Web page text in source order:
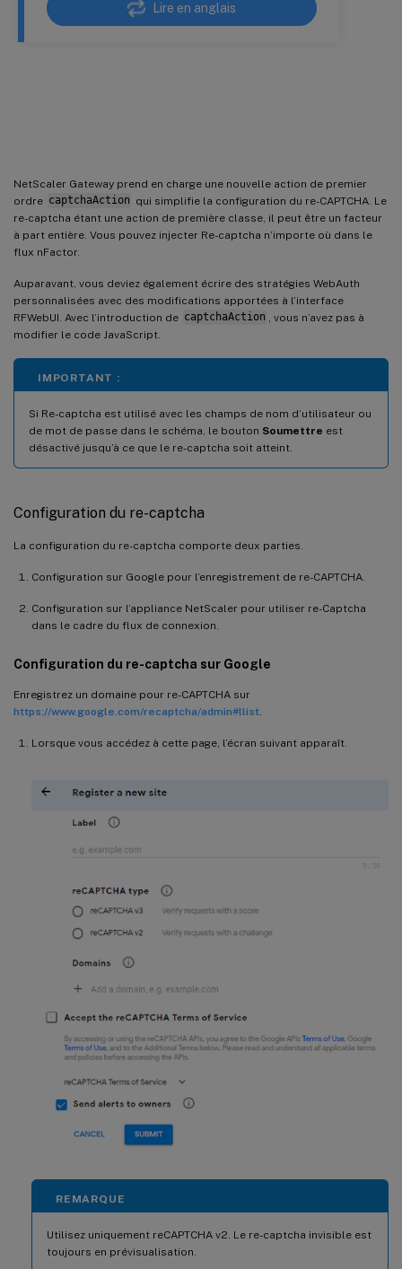
Lire en anglais
NetScaler Gateway prend en charge une nouvelle action de premier
ordre captchaAction qui simplifie la configuration du re-CAPTCHA. Le
re-captcha étant une action de première classe, il peut être un facteur
à part entière. Vous pouvez injecter Re-captcha n’importe où dans le
flux nFactor.
Auparavant, vous deviez également écrire des stratégies WebAuth
personnalisées avec des modifications apportées à l’interface
RFWebUI. Avec l’introduction de captchaAction
, vous n’avez pas à
modifier le code JavaScript.
IMPORTANT :
Si Re-captcha est utilisé avec les champs de nom d’utilisateur ou
de mot de passe dans le schéma, le bouton Soumettre est
désactivé jusqu’à ce que le re-captcha soit atteint.
Configuration du re-captcha
La configuration du re-captcha comporte deux parties.
Configuration sur Google pour l’enregistrement de re-CAPTCHA.
Configuration sur l’appliance NetScaler pour utiliser re-Captcha
dans le cadre du flux de connexion.
Configuration du re-captcha sur Google
Enregistrez un domaine pour re-CAPTCHA sur
https://www.google.com/recaptcha/admin#llist
Lorsque vous accédez à cette page, l’écran suivant apparaît.
REMARQUE
Utilisez uniquement reCAPTCHA v2. Le re-captcha invisible est
toujours en prévisualisation.